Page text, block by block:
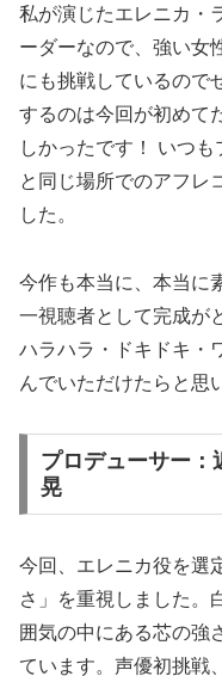
私が演じたエレニカ・
ーダーなので、強い女
にも挑戦しているので
するのは今回が初めて
しかったです！ いつ
と同じ場所でのアフレ
した。
今作も本当に、本当に
一視聴者として完成が
ハラハラ・ドキドキ・
んでいただけたらと思
プロデューサー：
晃
今回、エレニカ役を選
さ」を重視しました。
囲気の中にある芯の強
ています。声優初挑戦